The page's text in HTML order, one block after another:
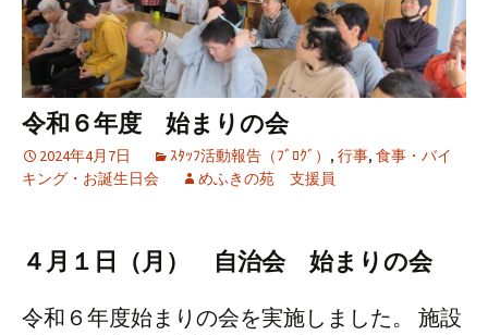
令和６年度 始まりの会
2024年4月7日 ｽﾀｯﾌ活動報告（ﾌﾞﾛｸﾞ） , 行事, 食事・バイ
キング・お誕生日会
めふきの苑 支援員
４月１日（月） 自治会 始まりの会
令和６年度始まりの会を実施しました。 施設